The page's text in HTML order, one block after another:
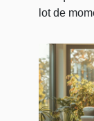
lot de